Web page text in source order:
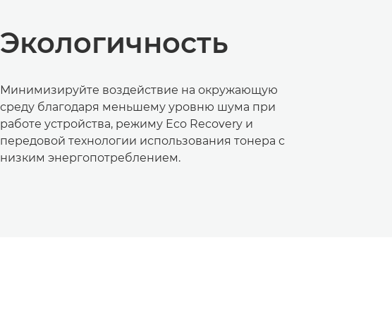
Экологичность
Минимизируйте воздействие на окружающую
среду благодаря меньшему уровню шума при
работе устройства, режиму Eco Recovery и
передовой технологии использования тонера с
низким энергопотреблением.